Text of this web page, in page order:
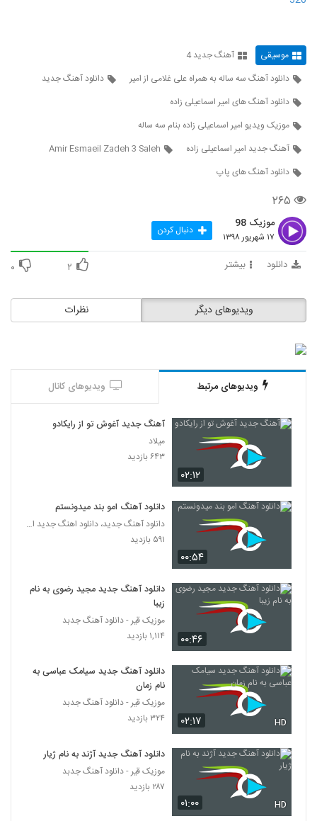
6240
6241
۲۲۷ بازدید
دانلود آهنگ جدید و زیبای رامین بهارستانی با
نام برادر (به همراه امیرحسین بهارستانی)
۲۵۴ بازدید
6243
دانلود آهنگ گوشواره از شاهین جمشیدپور
6244
۲۷۵ بازدید
Milad Maghsoudi Sayednal Mazloom
6246
آهنگ علیرضا بیرانوند بنام به سود موعود
دانلود آهنگ میثم حیدری تو رفتی (Meysam
Heydari To Rafti)
موزیک زیبای تنهایی از مقداد فلاح
6249
۲۴۱ بازدید
6250
موزیک زیبای پرواز از سعید مجد
۲۶۶ بازدید
علیرضا افضلی آهنگ قول میدم
6252
Erfan Kheshteh To Ke Ashegham
Naboodi
6253
آهنگ علی یاری بنام مهمانت کنم
۲۶۴ بازدید
دانلود آهنگ علی قربانی تهوع
موسیقی
آهنگ جدید 4
دانلود آهنگ سه ساله به همراه علی غلامی از امیر
دانلود آهنگ جدید
دانلود آهنگ های امیر اسماعیلی زاده
موزیک ویدیو امیر اسماعیلی زاده بنام سه ساله
آهنگ جدید امیر اسماعیلی زاده
Amir Esmaeil Zadeh 3 Saleh
دانلود آهنگ های پاپ
۲۶۵
موزیک 98
۱۷ شهریور ۱۳۹۸ دنبال کردن
دانلود بیشتر ۲ ۰
نظرات ویدیوهای دیگر
ویدیوهای مرتبط ویدیوهای کانال
۰۲:۱۲
آهنگ جدید آغوش تو از رایکادو
میلاد
۶۴۳ بازدید
۰۰:۵۴
دانلود آهنگ امو بند میدونستم
دانلود آهنگ جدید، دانلود اهنگ جدید ایرانی
۵۹۱ بازدید
۰۰:۴۶
دانلود آهنگ جدید مجید رضوی به نام
زیبا
موزیک قیر - دانلود آهنگ جدبد
۱,۱۱۴ بازدید
۰۲:۱۷ HD
دانلود آهنگ جدید سیامک عباسی به
نام زمان
موزیک قیر - دانلود آهنگ جدبد
۳۲۴ بازدید
۰۱:۰۰ HD
دانلود آهنگ جدید آژند به نام ژیار
موزیک قیر - دانلود آهنگ جدبد
۲۸۷ بازدید